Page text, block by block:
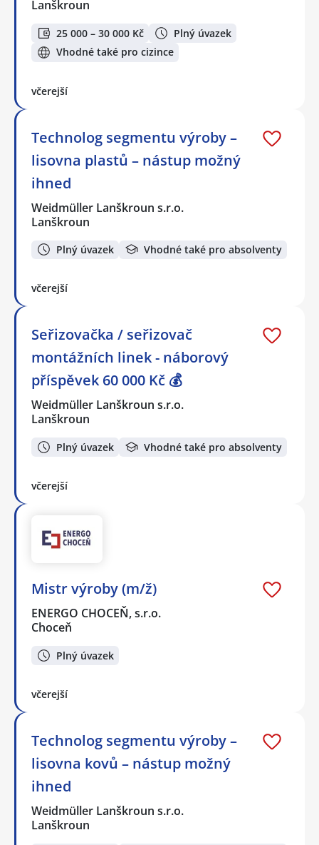
Lanškroun
25 000 – 30 000 Kč
Plný úvazek
Vhodné také pro cizince
včerejší
Technolog segmentu výroby –
lisovna plastů – nástup možný
ihned
Weidmüller Lanškroun s.r.o.
Lanškroun
Plný úvazek Vhodné také pro absolventy
včerejší
Seřizovačka / seřizovač
montážních linek - náborový
příspěvek 60 000 Kč 💰
Weidmüller Lanškroun s.r.o.
Lanškroun
Plný úvazek Vhodné také pro absolventy
včerejší
Mistr výroby (m/ž)
ENERGO CHOCEŇ, s.r.o.
Choceň
Plný úvazek
včerejší
Technolog segmentu výroby –
lisovna kovů – nástup možný
ihned
Weidmüller Lanškroun s.r.o.
Lanškroun